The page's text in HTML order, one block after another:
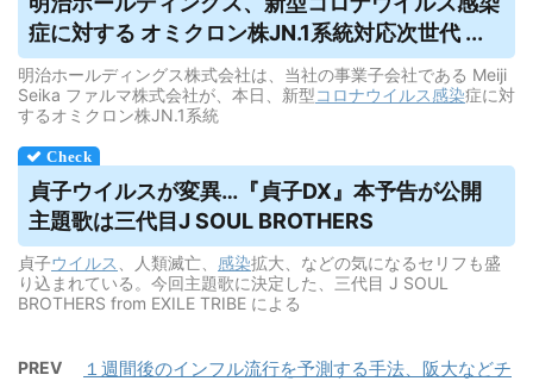
症に対する オミクロン株JN.1系統対応次世代 ...
明治ホールディングス株式会社は、当社の事業子会社である Meiji
Seika ファルマ株式会社が、本日、新型コロナウイルス感染症に対
するオミクロン株JN.1系統
貞子ウイルスが変異…『貞子DX』本予告が公開
主題歌は三代目J SOUL BROTHERS
貞子ウイルス 、人類滅亡、 感染拡大、などの気になるセリフも盛
り込まれている。今回主題歌に決定した、三代目 J SOUL
BROTHERS from EXILE TRIBE による
PREV
１週間後のインフル流行を予測する手法、阪大などチ